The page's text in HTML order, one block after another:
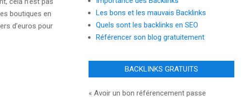
boutiques en
d’euros pour
Les bons et les mauvais Backlinks
Quels sont les backlinks en SEO
Référencer son blog gratuitement
BACKLINKS GRATUITS
« Avoir un bon référencement passe